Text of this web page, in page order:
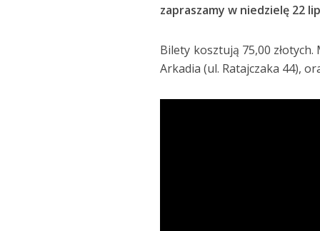
zapraszamy w niedzielę 22
Bilety kosztują 75,00
Arkadia (ul. Ratajczaka 44),